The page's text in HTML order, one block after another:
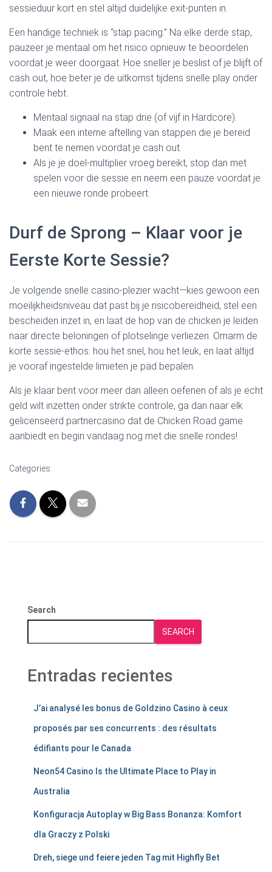
sessieduur kort en stel altijd duidelijke exit‑punten in.
Een handige techniek is “stap pacing.” Na elke derde stap,
pauzeer je mentaal om het risico opnieuw te beoordelen
voordat je weer doorgaat. Hoe sneller je beslist of je blijft of
cash out, hoe beter je de uitkomst tijdens snelle play onder
controle hebt.
Mentaal signaal na stap drie (of vijf in Hardcore).
Maak een interne aftelling van stappen die je bereid
bent te nemen voordat je cash out.
Als je je doel-multiplier vroeg bereikt, stop dan met
spelen voor die sessie en neem een pauze voordat je
een nieuwe ronde probeert.
Durf de Sprong – Klaar voor je
Eerste Korte Sessie?
Je volgende snelle casino-plezier wacht—kies gewoon een
moeilijkheidsniveau dat past bij je risicobereidheid, stel een
bescheiden inzet in, en laat de hop van de chicken je leiden
naar directe beloningen of plotselinge verliezen. Omarm de
korte sessie‑ethos: hou het snel, hou het leuk, en laat altijd
je vooraf ingestelde limieten je pad bepalen.
Als je klaar bent voor meer dan alleen oefenen of als je echt
geld wilt inzetten onder strikte controle, ga dan naar elk
gelicenseerd partnercasino dat de Chicken Road game
aanbiedt en begin vandaag nog met die snelle rondes!
Categories:
Search
SEARCH
Entradas recientes
J’ai analysé les bonus de Goldzino Casino à ceux
proposés par ses concurrents : des résultats
édifiants pour le Canada
Neon54 Casino Is the Ultimate Place to Play in
Australia
Konfiguracja Autoplay w Big Bass Bonanza: Komfort
dla Graczy z Polski
Dreh, siege und feiere jeden Tag mit Highfly Bet